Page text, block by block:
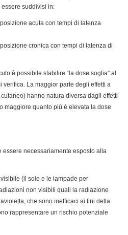
suddivisi in:
acuta con tempi di latenza
cronica con tempi di latenza di
è possibile stabilire “la dose soglia” al
verifica. La maggior parte degli effetti a
hanno natura diversa dagli effetti
quanto più è elevata la dose
essere necessariamente esposto alla
(il sole e le lampade per
non visibili quali la radiazione
che sono inefficaci ai fini della
rappresentare un rischio potenziale